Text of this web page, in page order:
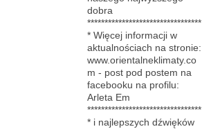
dobra
*********************************
* Więcej informacji w
aktualnościach na stronie:
www.orientalneklimaty.co
m - post pod postem na
facebooku na profilu:
Arleta Em
*********************************
* i najlepszych dźwięków